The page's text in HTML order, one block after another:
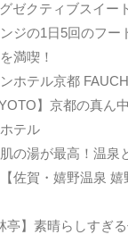
ゼクティブスイー
ジの1日5回のフー
満喫！
ンホテル京都
】京都の真ん
テル
の湯が最高！温泉
佐賀・嬉野温泉 嬉
亭】素晴らしすぎ